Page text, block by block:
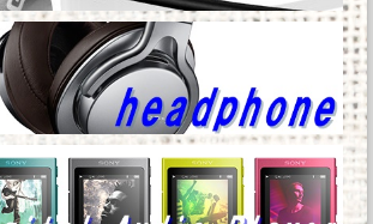
ィーブ・ジョブズ、鎌倉仏教を発
相互RSS